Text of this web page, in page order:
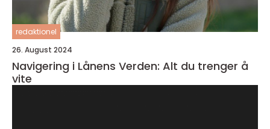
redaktionel
26. August 2024
Navigering i Lånens Verden: Alt du trenger å
vite